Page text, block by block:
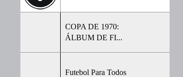
COPA DE 1970:
ÁLBUM DE FI...
Futebol Para Todos